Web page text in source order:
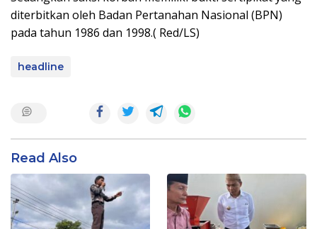
diterbitkan oleh Badan Pertanahan Nasional (BPN)
pada tahun 1986 dan 1998.( Red/LS)
headline
Read Also